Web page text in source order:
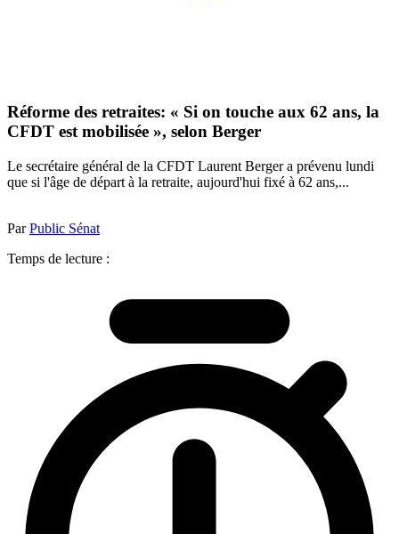
Réforme des retraites: « Si on touche aux 62 ans, la
CFDT est mobilisée », selon Berger
Le secrétaire général de la CFDT Laurent Berger a prévenu lundi
que si l'âge de départ à la retraite, aujourd'hui fixé à 62 ans,...
ParPublic Sénat
Temps de lecture :